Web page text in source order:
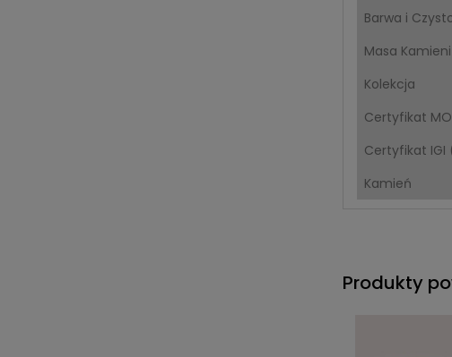
Barwa i
Masa
Kolekcja
Certyfikat
Certyfikat
Kamień
Produkty